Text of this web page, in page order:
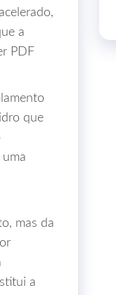
a
PDF
que
mas da
a